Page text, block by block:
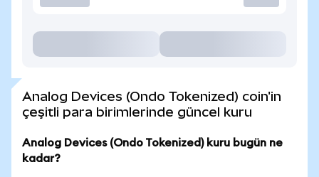
Analog Devices (Ondo Tokenized) coin'in
çeşitli para birimlerinde güncel kuru
Analog Devices (Ondo Tokenized) kuru bugün ne
kadar?